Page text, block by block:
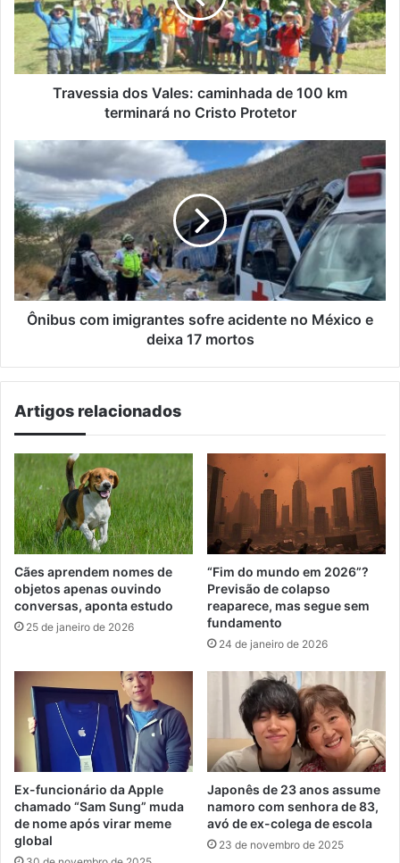
100
terminará
no
Travessia dos Vales: caminhada de 100 km
terminará no Cristo Protetor
Ônibus
com
imigrantes
sofre
acidente
no
México
e
deixa
Ônibus com imigrantes sofre acidente no México e
deixa 17 mortos
Artigos relacionados
Cães aprendem nomes de
objetos apenas ouvindo
conversas, aponta estudo
25 de janeiro de 2026
“Fim do mundo em 2026”?
Previsão de colapso
reaparece, mas segue sem
fundamento
24 de janeiro de 2026
Ex-funcionário da Apple
chamado “Sam Sung” muda
de nome após virar meme
global
Japonês de 23 anos assume
namoro com senhora de 83,
avó de ex-colega de escola
23 de novembro de 2025